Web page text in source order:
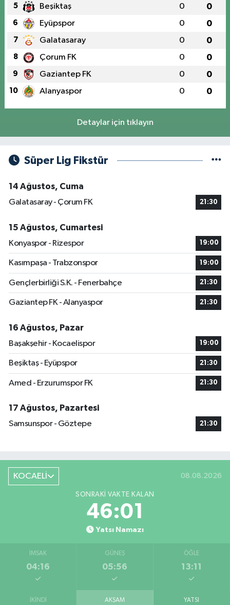
5 Beşiktaş 0 0
6 Eyüpspor 0 0
7 Galatasaray 0 0
8 Çorum FK 0 0
9 Gaziantep FK 0 0
10 Alanyaspor 0 0
Detaylar için tıklayın
Süper Lig Fikstür
14 Ağustos, Cuma
Galatasaray - Çorum FK
21:30
15 Ağustos, Cumartesi
Konyaspor - Rizespor
19:00
Kasımpaşa - Trabzonspor 19:00
Gençlerbirliği S.K. - Fenerbahçe 21:30
Gaziantep FK - Alanyaspor 21:30
16 Ağustos, Pazar
Başakşehir - Kocaelispor
19:00
Beşiktaş - Eyüpspor 21:30
Amed - Erzurumspor FK 21:30
17 Ağustos, Pazartesi
Samsunspor - Göztepe
21:30
KOCAELİ 08.08.2026
SONRAKI VAKTE KALAN
46:00
Yatsı Namazı
İMSAK
04:16
GÜNEŞ
05:56
ÖĞLE
13:11
İKINDI AKŞAM YATSI